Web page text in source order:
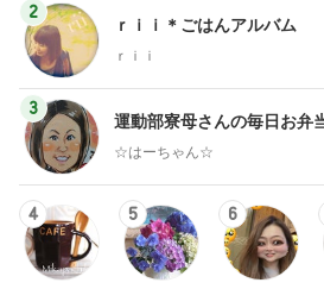
2
ｒｉｉ＊ごはんアルバム
ｒｉｉ
3
運動部寮母さんの毎日お
☆はーちゃん☆
4 5 6